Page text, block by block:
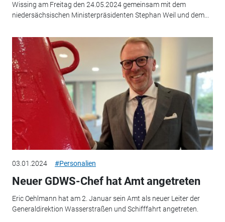
Wissing am Freitag den 24.05.2024 gemeinsam mit dem
niedersächsischen Ministerpräsidenten Stephan Weil und dem...
03.01.2024 #Personalien
Neuer GDWS-Chef hat Amt angetreten
Eric Oehlmann hat am 2. Januar sein Amt als neuer Leiter der
Generaldirektion Wasserstraßen und Schifffahrt angetreten.